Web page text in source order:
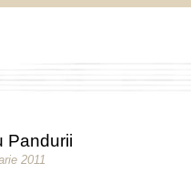
Pandurii
2011